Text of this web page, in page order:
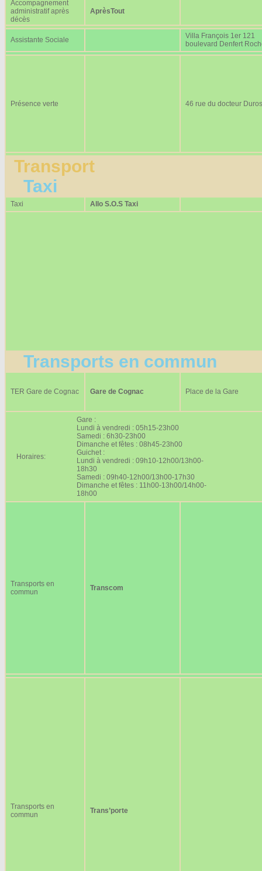
Accompagnement
administratif après
décès
AprèsTout
Assistante Sociale
Villa François 1er 121
boulevard Denfert
Présence verte 46 rue du docteur
Transport
Taxi
Taxi Allo S.O.S Taxi
Transports en commun
TER Gare de Cognac Gare de Cognac Place de la Gare
Horaires:
Gare :
Lundi à vendredi : 05h15-23h00
Samedi : 6h30-23h00
Dimanche et fêtes : 08h45-23h00
Guichet :
Lundi à vendredi : 09h10-12h00/13h00-
18h30
Samedi : 09h40-12h00/13h00-17h30
Dimanche et fêtes : 11h00-13h00/14h00-
18h00
Transports en
commun
Transcom
Transports en
commun
Trans’porte